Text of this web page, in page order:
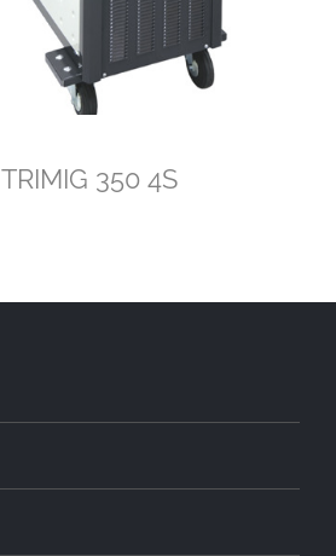
TRIMIG 350 4S